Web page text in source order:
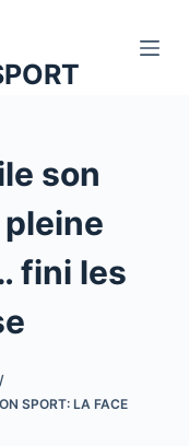
son
fini les
SPORT: LA FACE